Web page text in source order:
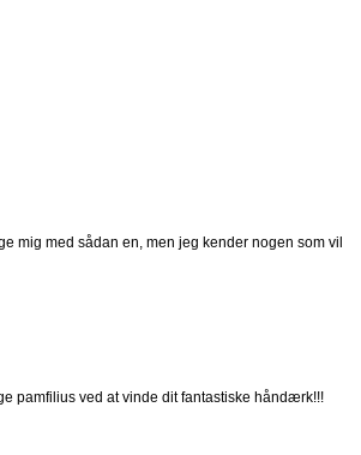
mig med sådan en, men jeg kender nogen som vil
pamfilius ved at vinde dit fantastiske håndærk!!!